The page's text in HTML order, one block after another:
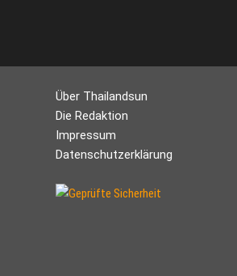
Über Thailandsun
Die Redaktion
Impressum
Datenschutzerklärung